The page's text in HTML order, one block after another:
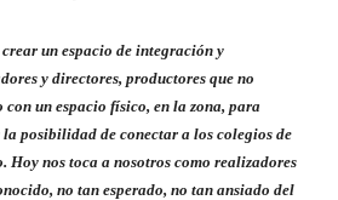
un espacio de integración y
y directores, productores que no
un espacio físico, en la zona, para
posibilidad de conectar a los colegios de
nos toca a nosotros como realizadores
no tan esperado, no tan ansiado del